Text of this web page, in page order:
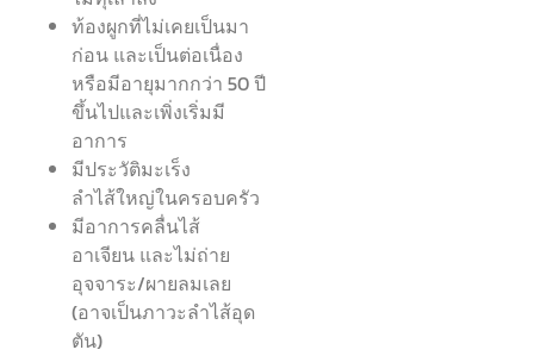
ท้องผูกที่ไม่เคยเป็นมา
ก่อน และเป็นต่อเนื่อง
หรือมีอายุมากกว่า 50 ปี
ขึ้นไปและเพิ่งเริ่มมี
อาการ
มีประวัติมะเร็ง
ลำไส้ใหญ่ในครอบครัว
มีอาการคลื่นไส้
อาเจียน และไม่ถ่าย
อุจจาระ/ผายลมเลย
(อาจเป็นภาวะลำไส้อุด
ตัน)